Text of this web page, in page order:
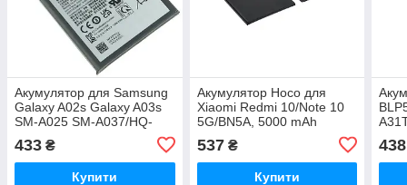
Акумулятор для Samsung
Galaxy A02s Galaxy A03s
SM-A025 SM-A037/HQ-
50SD/HQ-50S (5000 mAh)
Original PRC
433 ₴
Купити
Акумулятор Hoco для
Xiaomi Redmi 10/Note 10
5G/BN5A, 5000 mAh
537₴
Купити
438